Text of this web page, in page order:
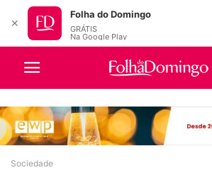
Sociedade
✕
Folha do Domingo
GRÁTIS
Na Google Play